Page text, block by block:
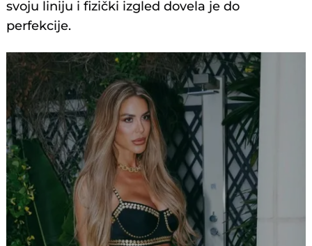
svoju liniju i fizički izgled dovela je do
perfekcije.